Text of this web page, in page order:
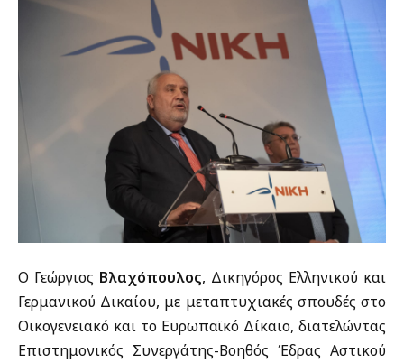
Ο Γεώργιος Βλαχόπουλος, Δικηγόρος Ελληνικού και
Γερμανικού Δικαίου, με μεταπτυχιακές σπουδές στο
Οικογενειακό και το Ευρωπαϊκό Δίκαιο, διατελώντας
Επιστημονικός Συνεργάτης-Βοηθός Έδρας Αστικού